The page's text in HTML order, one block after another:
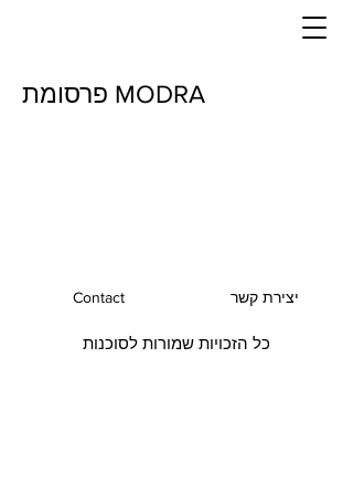
פרסומת MODRA
Contact יצירת קשר
כל הזכויות שמורות לסוכנות